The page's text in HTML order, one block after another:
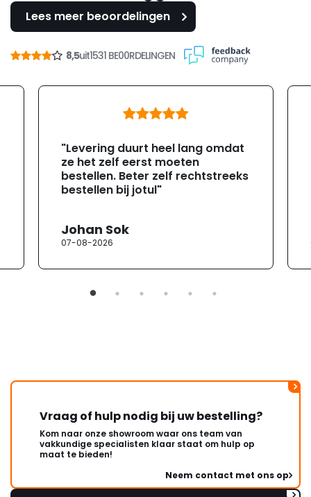
Lees meer beoordelingen
8,5uit1531 BE00RDELINGEN
"Levering duurt heel lang omdat
ze het zelf eerst moeten
bestellen. Beter zelf rechtstreeks
bestellen bij jotul"
Johan Sok
07-08-2026
Vraag of hulp nodig bij uw bestelling?
Kom naar onze showroom waar ons team van
vakkundige specialisten klaar staat om hulp op
maat te bieden!
Neem contact met ons op